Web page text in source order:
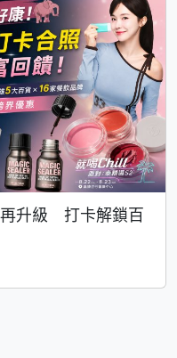
升級 打卡解鎖百